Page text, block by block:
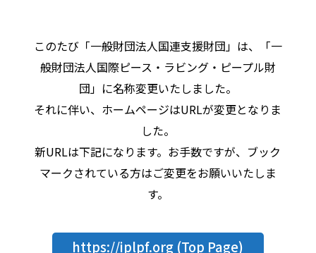
このたび「一般財団法人国連支援財団」は、「一
般財団法人国際ピース・ラビング・ピープル財
団」に名称変更いたしました。
それに伴い、ホームページはURLが変更となりま
した。
新URLは下記になります。お手数ですが、ブック
マークされている方はご変更をお願いいたしま
す。
https://iplpf.org (Top Page)